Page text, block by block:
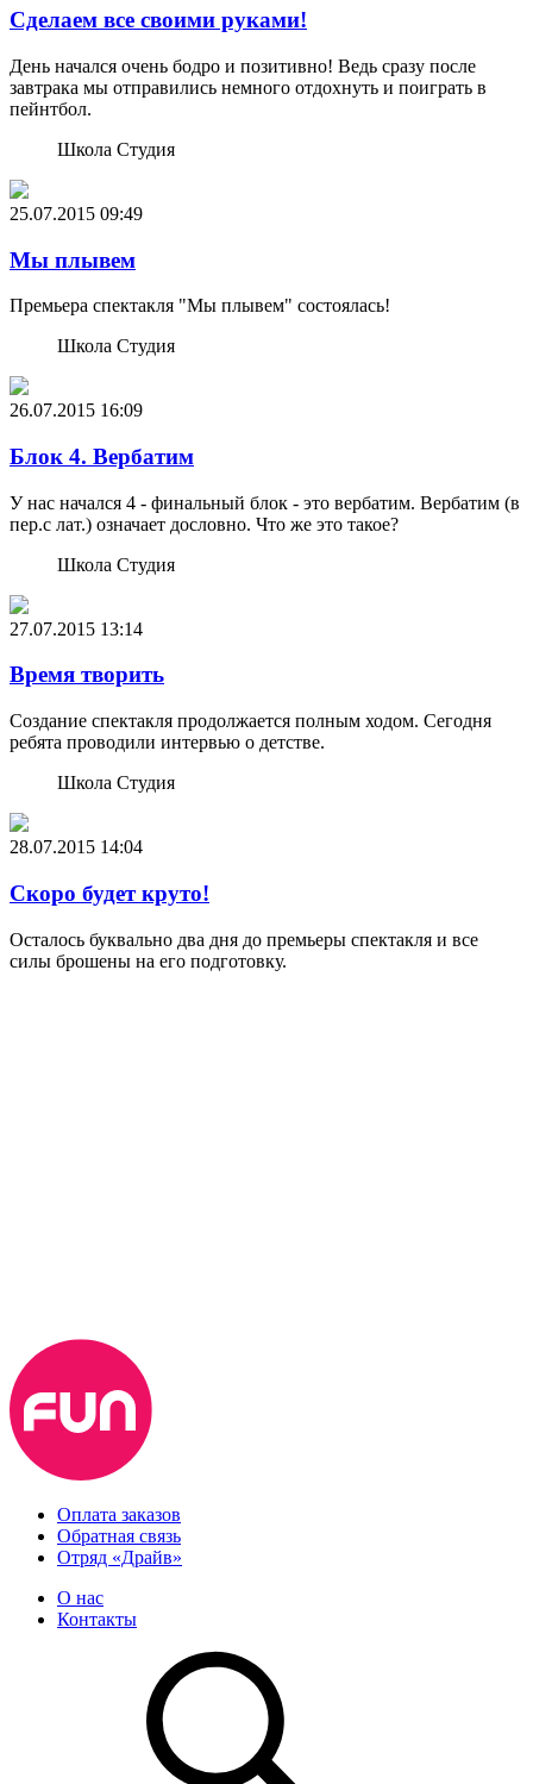
Сделаем все своими руками!
День начался очень бодро и позитивно! Ведь сразу после
завтрака мы отправились немного отдохнуть и поиграть в
пейнтбол.
Школа Студия
25.07.2015 09:49
Мы плывем
Премьера спектакля "Мы плывем" состоялась!
Школа Студия
26.07.2015 16:09
Блок 4. Вербатим
У нас начался 4 - финальный блок - это вербатим. Вербатим (в
пер.с лат.) означает дословно. Что же это такое?
Школа Студия
27.07.2015 13:14
Время творить
Создание спектакля продолжается полным ходом. Сегодня
ребята проводили интервью о детстве.
Школа Студия
28.07.2015 14:04
Скоро будет круто!
Осталось буквально два дня до премьеры спектакля и все
силы брошены на его подготовку.
Оплата заказов
Обратная связь
Отряд «Драйв»
О нас
Контакты